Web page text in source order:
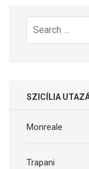
Search
for:
SZICÍLIA
Monreale
Trapani